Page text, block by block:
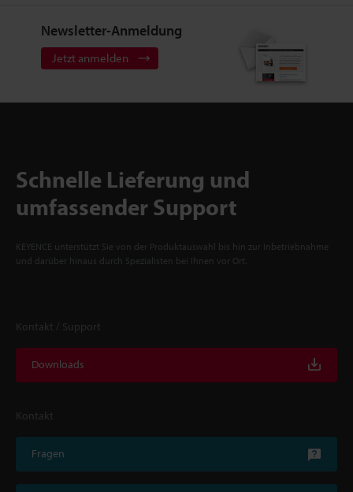
Newsletter-Anmeldung
Jetzt anmelden
Schnelle Lieferung und
umfassender Support
KEYENCE unterstützt Sie von der Produktauswahl bis hin zur Inbetriebnahme
und darüber hinaus durch Spezialisten bei Ihnen vor Ort.
Kontakt / Support
Downloads
Kontakt
Fragen